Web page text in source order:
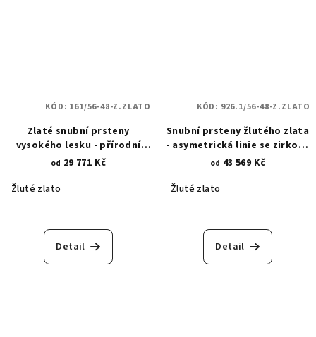
Zlaté snubní prsteny
vysokého lesku - přírodní
motivy 161
od 29 771 Kč
Žluté zlato
Detail
KÓD: 161/56-48-Z.ZLATO
Snubní prsteny žlutého zlata
- asymetrická linie se zirkony
926.1
od 43 569 Kč
Žluté zlato
Detail
KÓD: 926.1/56-48-Z.ZLATO